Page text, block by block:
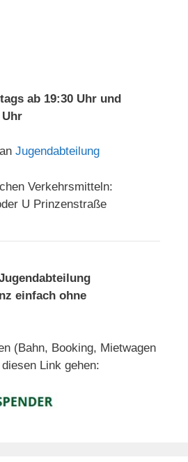
ab 19:30 Uhr und
Uhr
Jugendabteilung
Verkehrsmitteln:
U Prinzenstraße
einfach ohne
(Bahn, Booking, Mietwagen
Link gehen: